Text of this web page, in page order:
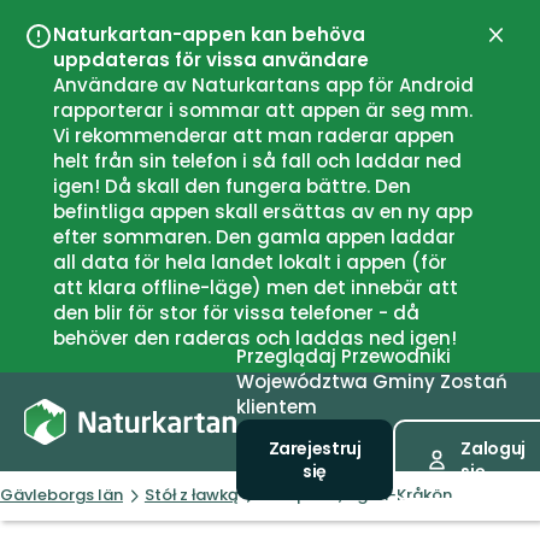
Naturkartan-appen kan behöva
uppdateras för vissa användare
Användare av Naturkartans app för Android
rapporterar i sommar att appen är seg mm.
Vi rekommenderar att man raderar appen
helt från sin telefon i så fall och laddar ned
igen! Då skall den fungera bättre. Den
befintliga appen skall ersättas av en ny app
efter sommaren. Den gamla appen laddar
all data för hela landet lokalt i appen (för
att klara offline-läge) men det innebär att
den blir för stor för vissa telefoner - då
behöver den raderas och laddas ned igen!
Przeglądaj Przewodniki
Województwa Gminy Zostań
klientem
Zarejestruj
się
Zaloguj
się
Gävleborgs län Stół z ławką Rastplats, Agön-Kråkön